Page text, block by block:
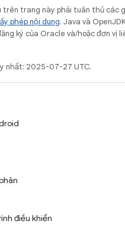
trên trang này phải tuân thủ các
phép nội dung. Java và
ký của Oracle và/hoặc đơn vị
nhất: 2025-07-27 UTC.
điều khiển